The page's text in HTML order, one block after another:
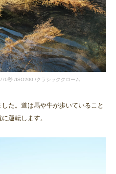
秒 /ISO200 /クラシッククローム
た。道は馬や牛が歩いていること
運転します。